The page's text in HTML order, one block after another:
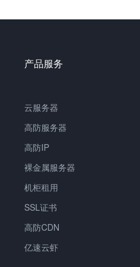
产品服务
云服务器
高防服务器
高防IP
裸金属服务器
机柜租用
SSL证书
高防CDN
亿速云虾